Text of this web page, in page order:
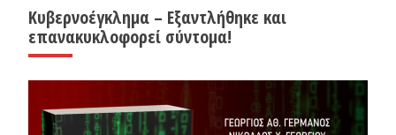
Κυβερνοέγκλημα – Εξαντλήθηκε και
επανακυκλοφορεί σύντομα!